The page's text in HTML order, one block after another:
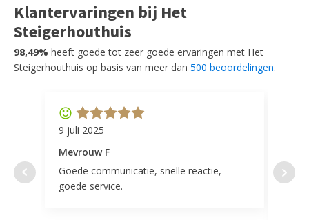
Klantervaringen bij Het
Steigerhouthuis
98,49% heeft goede tot zeer goede ervaringen met Het
Steigerhouthuis op basis van meer dan 500 beoordelingen.
9 juli 2025
Mevrouw F
Goede communicatie, snelle reactie,
goede service.
door